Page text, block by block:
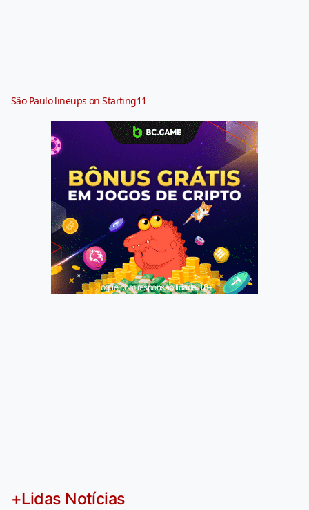
São Paulo lineups on Starting11
Jogue com responsabilidade. 18+
+Lidas Notícias